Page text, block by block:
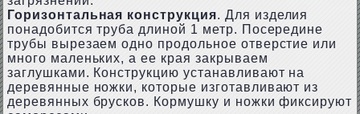
Горизонтальная конструкция. Для изделия
понадобится труба длиной 1 метр. Посередине
трубы вырезаем одно продольное отверстие или
много маленьких, а ее края закрываем
заглушками. Конструкцию устанавливают на
деревянные ножки, которые изготавливают из
деревянных брусков. Кормушку и ножки фиксируют